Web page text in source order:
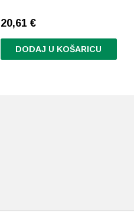
20,61 €
DODAJ U KOŠARICU